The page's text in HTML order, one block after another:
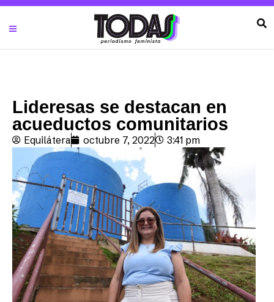
Lideresas se destacan en
acueductos comunitarios
Equilátera octubre 7, 2022 3:41 pm